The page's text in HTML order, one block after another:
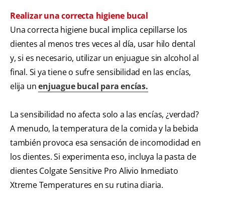
Realizar una correcta higiene bucal
Una correcta higiene bucal implica cepillarse los
dientes al menos tres veces al día, usar hilo dental
y, si es necesario, utilizar un enjuague sin alcohol al
final. Si ya tiene o sufre sensibilidad en las encías,
elija unenjuague bucal para encías.
La sensibilidad no afecta solo a las encías, ¿verdad?
A menudo, la temperatura de la comida y la bebida
también provoca esa sensación de incomodidad en
los dientes. Si experimenta eso, incluya la pasta de
dientes Colgate Sensitive Pro Alivio Inmediato
Xtreme Temperatures en su rutina diaria.